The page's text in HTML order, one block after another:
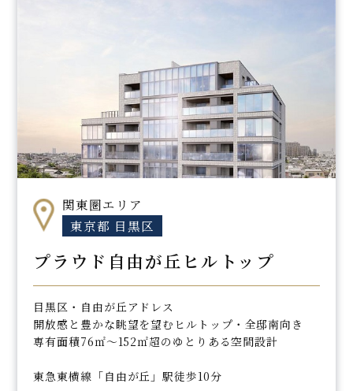
関東圏エリア
東京都 目黒区
プラウド自由が丘ヒルトップ
目黒区・自由が丘アドレス
開放感と豊かな眺望を望むヒルトップ・全邸南向き
専有面積76㎡～152㎡超のゆとりある空間設計
東急東横線「自由が丘」駅徒歩10分